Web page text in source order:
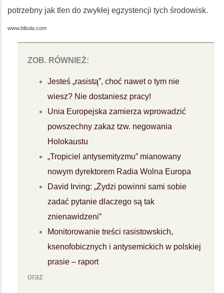
potrzebny jak tlen do zwykłej egzystencji tych środowisk.
www.bibula.com
ZOB. RÓWNIEŻ:
Jesteś „rasistą”, choć nawet o tym nie
wiesz? Nie dostaniesz pracy!
Unia Europejska zamierza wprowadzić
powszechny zakaz tzw. negowania
Holokaustu
„Tropiciel antysemityzmu” mianowany
nowym dyrektorem Radia Wolna Europa
David Irving: „Żydzi powinni sami sobie
zadać pytanie dlaczego są tak
znienawidzeni”
Monitorowanie treści rasistowskich,
ksenofobicznych i antysemickich w polskiej
prasie – raport
oraz